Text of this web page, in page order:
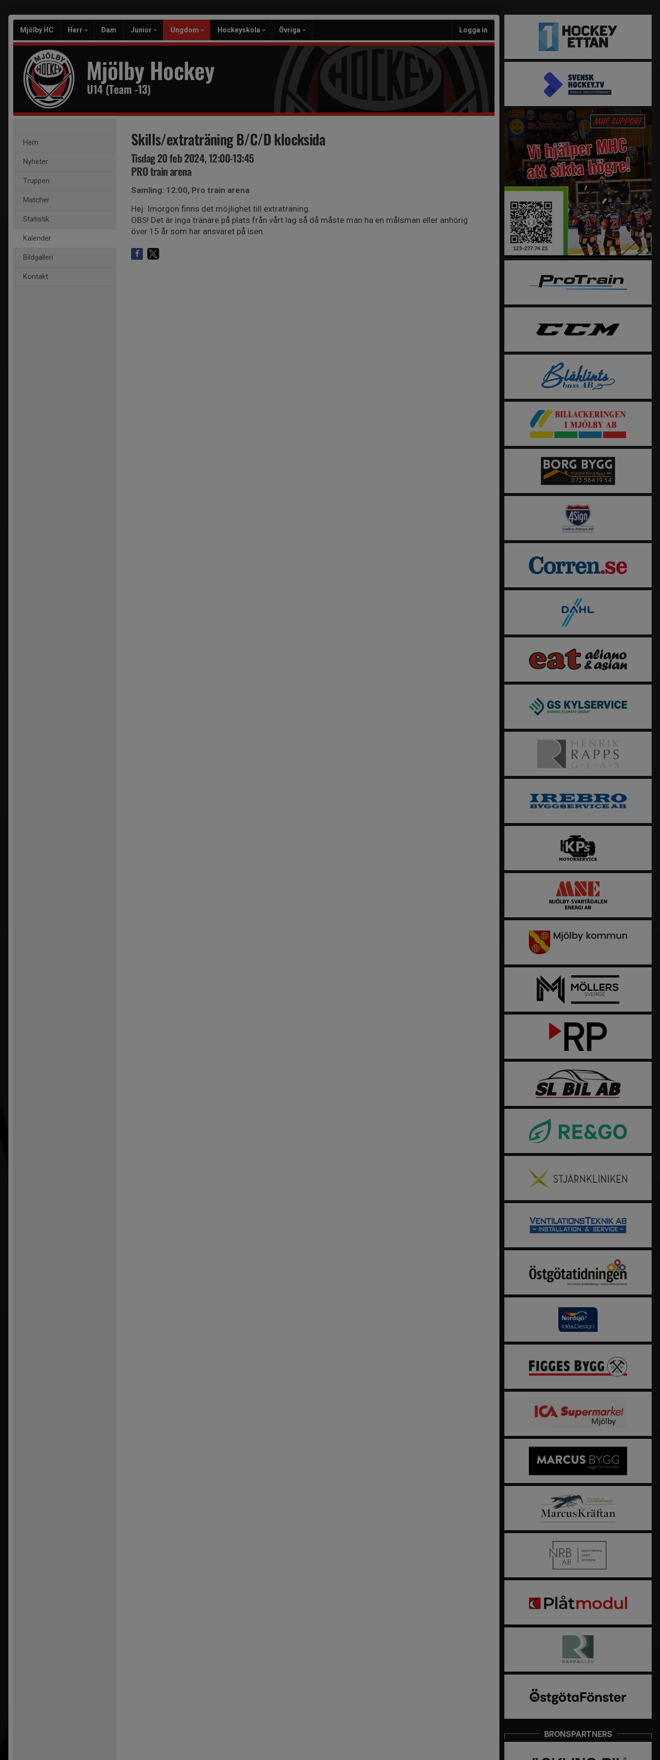
Mjölby HC Herr Dam Junior Ungdom Hockeyskola Övriga Logga in
Mjölby Hockey
U14 (Team -13)
Hem
Nyheter
Truppen
Matcher
Statistik
Kalender
Bildgalleri
Kontakt
Skills/extraträning B/C/D klocksida
Tisdag 20 feb 2024, 12:00-13:45
PRO train arena
Samling: 12:00, Pro train arena
Hej. Imorgon finns det möjlighet till extraträning.
OBS! Det är inga tränare på plats från vårt lag så då måste man ha en målsman eller anhörig
över 15 år som har ansvaret på isen.
BRONSPARTNERS